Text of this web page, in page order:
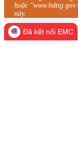
hoặc
này.
Đã kết nối EMC